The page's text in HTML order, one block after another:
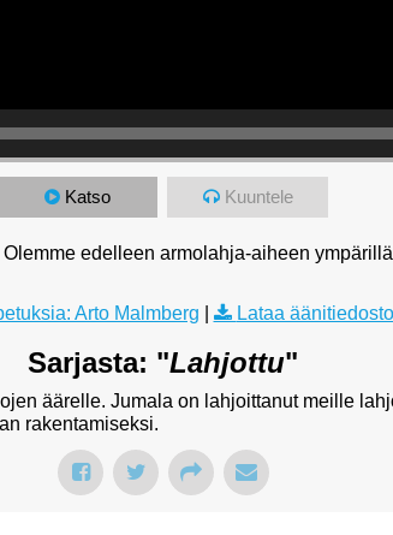
Katso Kuuntele
edelleen armolahja-aiheen
Arto Malmberg
Lataa äänitiedosto
Sarjasta: "Lahjottu"
äärelle. Jumala on lahjoittanut meille
rakentamiseksi.